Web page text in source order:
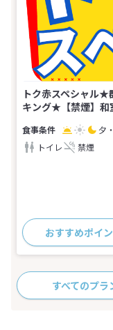
トク赤スペシャル★
キング★【禁煙】和
夕
トイレ
禁煙
おすすめポイ
すべてのプラ